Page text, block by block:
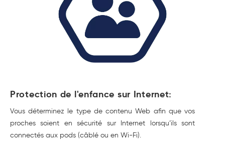
Protection de l'enfance sur Internet:
Vous déterminez le type de contenu Web afin que vos
proches soient en sécurité sur Internet lorsqu’ils sont
connectés aux pods (câblé ou en Wi-Fi).